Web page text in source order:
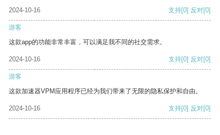
2024-10-16
支持[0] 反对[0]
游客
这款app的功能非常丰富，可以满足我不同的社交需求。
2024-10-16 支持[0] 反对[0]
游客
这款加速器VPM应用程序已经为我们带来了无限的隐私保护和自由。
2024-10-16 支持[0] 反对[0]